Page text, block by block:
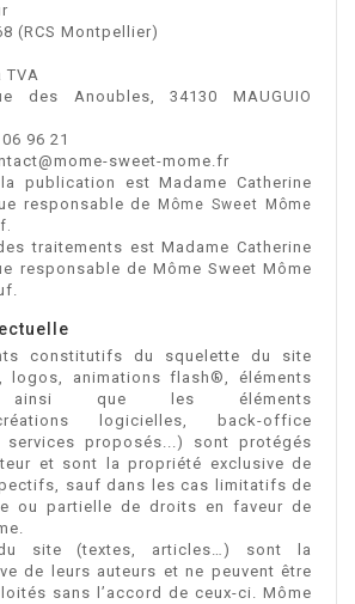
(RCS Montpellier)
TVA
des Anoubles, 34130 MAUGUIO
96 21
sweet-mome.fr
publication est Madame Catherine
responsable de Môme Sweet Môme
traitements est Madame Catherine
responsable de Môme Sweet Môme
constitutifs du squelette du site
logos, animations flash®, éléments
ainsi que les éléments
logicielles, back-office
services proposés...) sont protégés
et sont la propriété exclusive de
sauf dans les cas limitatifs de
ou partielle de droits en faveur de
site (textes, articles…) sont la
de leurs auteurs et ne peuvent être
sans l’accord de ceux-ci. Môme